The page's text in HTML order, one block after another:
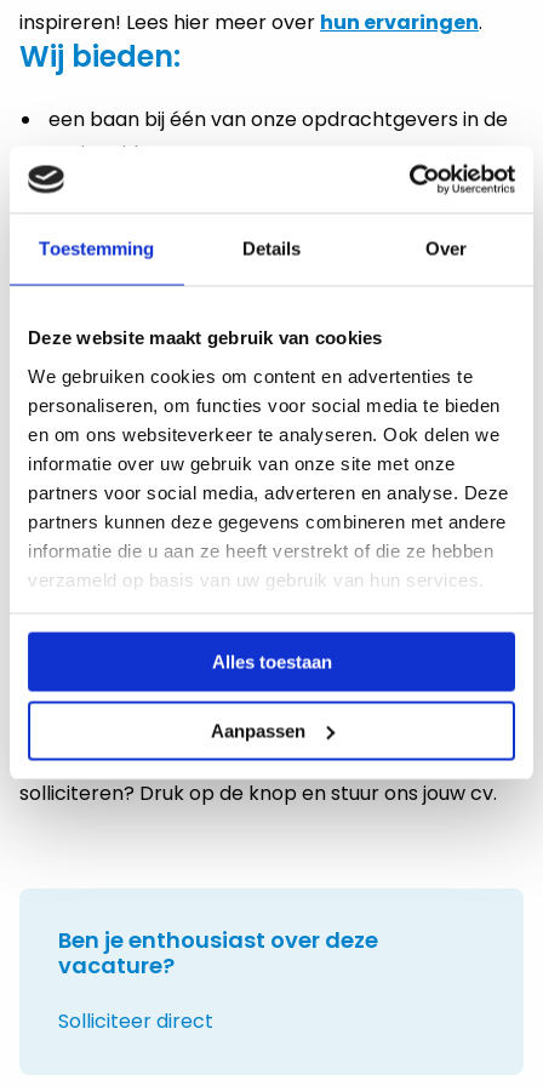
Toestemming Details Over
Deze website maakt gebruik van cookies
We gebruiken cookies om content en advertenties te
personaliseren, om functies voor social media te bieden
en om ons websiteverkeer te analyseren. Ook delen we
informatie over uw gebruik van onze site met onze
partners voor social media, adverteren en analyse. Deze
partners kunnen deze gegevens combineren met andere
informatie die u aan ze heeft verstrekt of die ze hebben
verzameld op basis van uw gebruik van hun services.
Alles toestaan
Aanpassen
inspireren! Lees hier meer over hun ervaringen.
Wij bieden:
een baan bij één van onze opdrachtgevers in de
regio Leiden
een uitdagende en afwisselende baan
maximum van €5.495 op basis van fulltime
de mogelijkheid om door te stromen naar
reiskostenvergoeding conform cao mbo waarbij
de ov-kosten volledig vergoed worden
eindejaarsuitkering conform cao mbo
coaching, begeleiding en
opleidingsmogelijkheden.
Vragen over de vacature Docent
Entree | Regio Leiden | 0,6 – 1,0
FTE?
Lijkt de vacature Docent Entree | Regio Leiden | 0,6 –
1,0 FTE jou wat en heb je nog vragen? Mail, bel of
stuur een Whatsapp bericht naar
+31 6 5390 6093. Weet je genoeg en wil je
solliciteren? Druk op de knop en stuur ons jouw cv.
Ben je enthousiast over deze
vacature?
Solliciteer direct